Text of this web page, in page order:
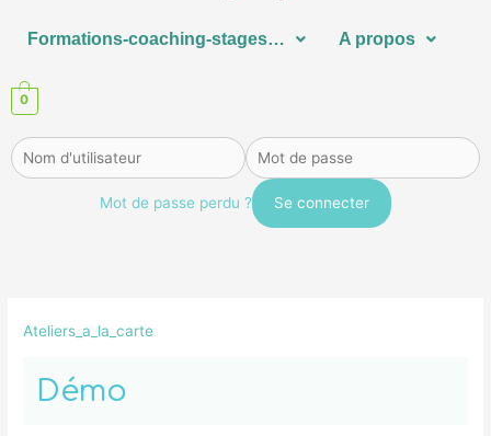
Formations-coaching-stages… A propos
0
Mot de passe perdu ?
Ateliers_a_la_carte
Démo